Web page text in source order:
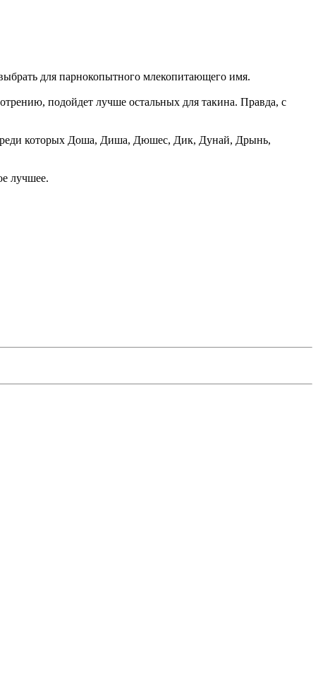
для парнокопытного млекопитающего имя.
подойдет лучше остальных для такина. Правда, с
которых Доша, Диша, Дюшес, Дик, Дунай, Дрынь,
лучшее.